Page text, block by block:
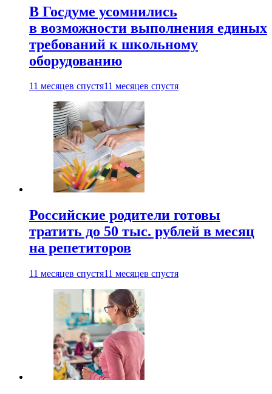
В Госдуме усомнились
в возможности выполнения единых
требований к школьному
оборудованию
11 месяцев спустя11 месяцев спустя
Российские родители готовы
тратить до 50 тыс. рублей в месяц
на репетиторов
11 месяцев спустя11 месяцев спустя